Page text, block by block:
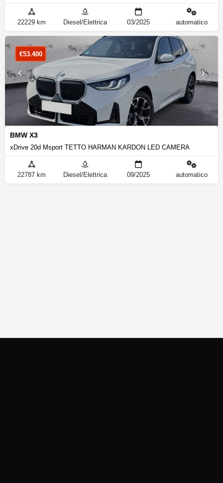
22229 km Diesel/Elettrica 03/2025 automatico
BMW X3
xDrive 20d Msport TETTO HARMAN KARDON LED CAMERA
€53.400
22787 km Diesel/Elettrica 09/2025 automatico